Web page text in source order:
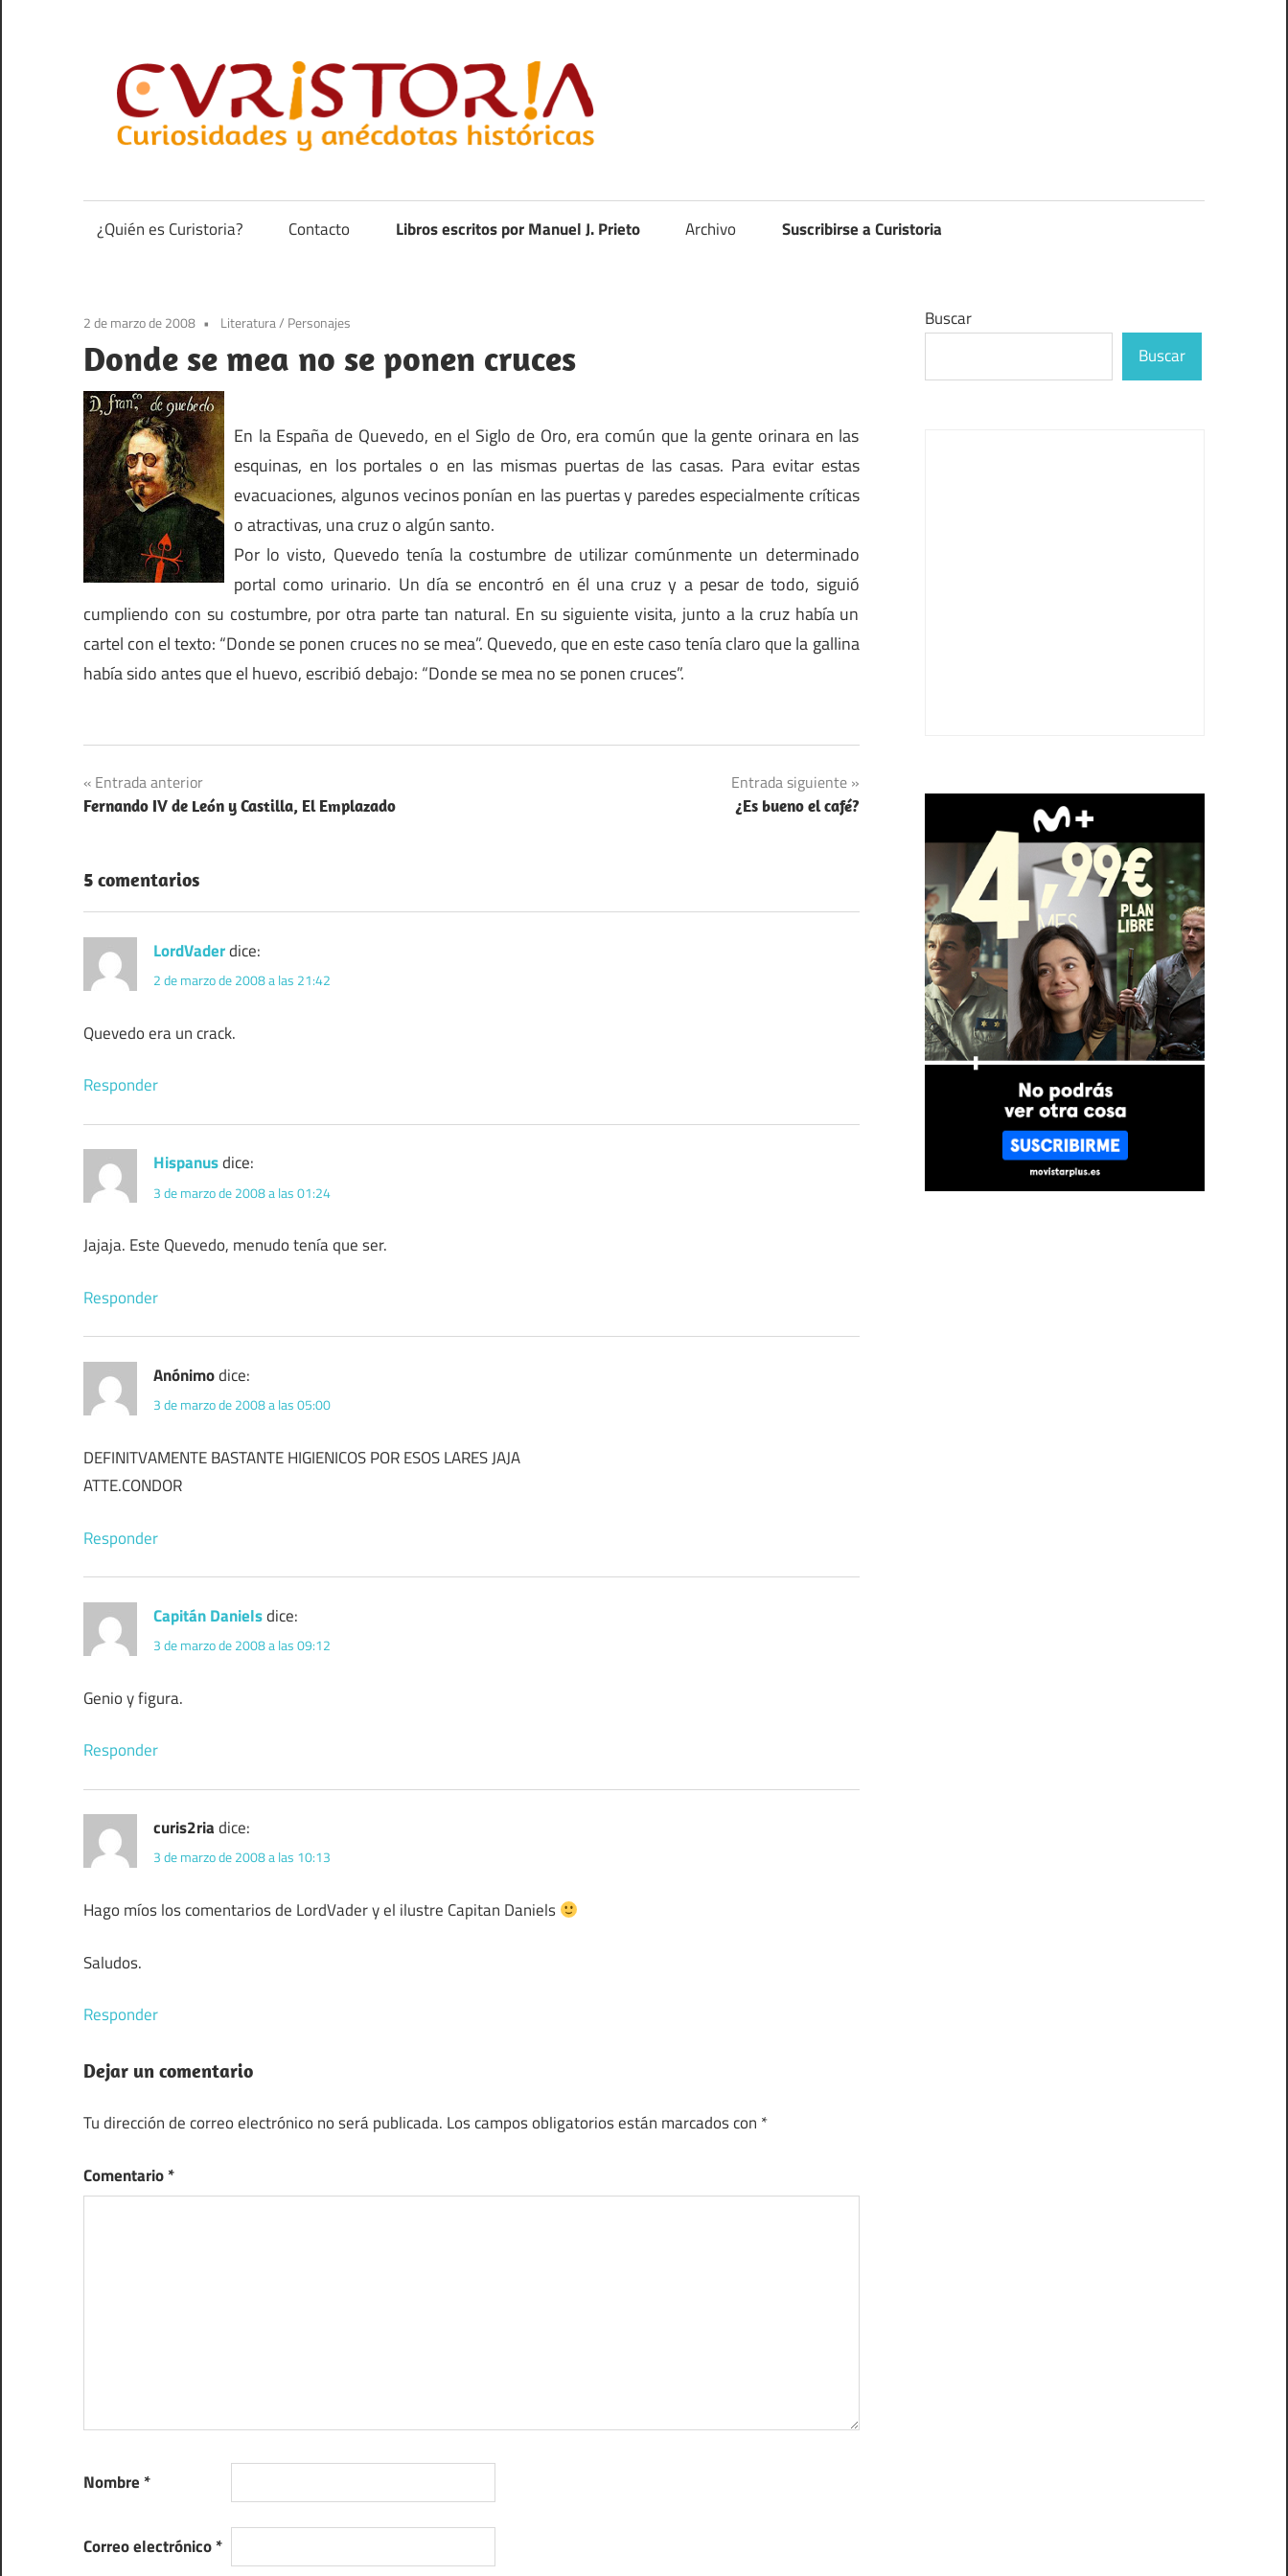
contenido
anécdotas
de
¿Quién es Curistoria? Contacto Libros escritos por Manuel J. Prieto Archivo Suscribirse a Curistoria
2 de marzo de 2008 Literatura/ Personajes
Donde se mea no se ponen cruces
En la España de Quevedo, en el Siglo de Oro, era común que la gente orinara en las
esquinas, en los portales o en las mismas puertas de las casas. Para evitar estas
evacuaciones, algunos vecinos ponían en las puertas y paredes especialmente críticas
o atractivas, una cruz o algún santo.
Por lo visto, Quevedo tenía la costumbre de utilizar comúnmente un determinado
portal como urinario. Un día se encontró en él una cruz y a pesar de todo, siguió
cumpliendo con su costumbre, por otra parte tan natural. En su siguiente visita, junto a la cruz había un
cartel con el texto: “Donde se ponen cruces no se mea”. Quevedo, que en este caso tenía claro que la gallina
había sido antes que el huevo, escribió debajo: “Donde se mea no se ponen cruces”.
Navegación
de
entradas
Entrada anterior
Fernando IV de León y Castilla, El Emplazado
Entrada siguiente
¿Es bueno el café?
5 comentarios
LordVaderdice:
2 de marzo de 2008 a las 21:42
Quevedo era un crack.
Responder
Hispanusdice:
3 de marzo de 2008 a las 01:24
Jajaja. Este Quevedo, menudo tenía que ser.
Responder
Anónimodice:
3 de marzo de 2008 a las 05:00
DEFINITVAMENTE BASTANTE HIGIENICOS POR ESOS LARES JAJA
ATTE.CONDOR
Responder
Capitán Danielsdice:
3 de marzo de 2008 a las 09:12
Genio y figura.
Responder
curis2riadice:
3 de marzo de 2008 a las 10:13
Hago míos los comentarios de LordVader y el ilustre Capitan Daniels
Saludos.
Responder
Dejar un comentario
Tu dirección de correo electrónico no será publicada. Los campos obligatorios están marcados con *
Comentario*
Nombre *
Correo electrónico*
Buscar
Buscar